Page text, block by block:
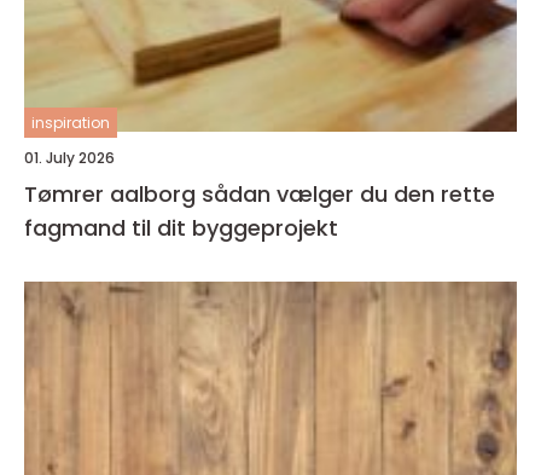
inspiration
01. July 2026
Tømrer aalborg sådan vælger du den rette
fagmand til dit byggeprojekt